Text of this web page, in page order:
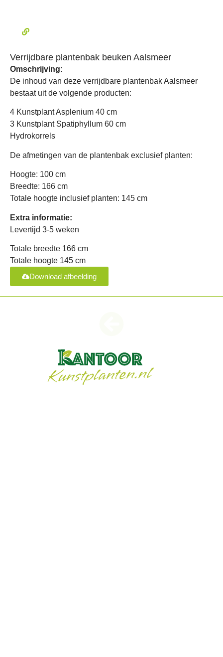
Verrijdbare plantenbak beuken Aalsmeer
Omschrijving:
De inhoud van deze verrijdbare plantenbak Aalsmeer
bestaat uit de volgende producten:
4 Kunstplant Asplenium 40 cm
3 Kunstplant Spatiphyllum 60 cm
Hydrokorrels
De afmetingen van de plantenbak exclusief planten:
Hoogte: 100 cm
Breedte: 166 cm
Totale hoogte inclusief planten: 145 cm
Extra informatie:
Levertijd 3-5 weken
Totale breedte 166 cm
Totale hoogte 145 cm
Download afbeelding